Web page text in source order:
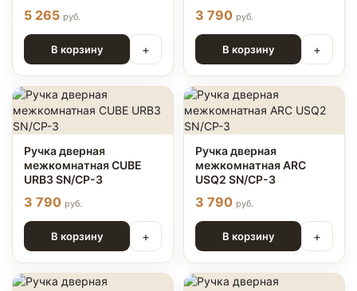
5 265 руб.
В корзину +
3 790 руб.
В корзину +
Ручка дверная
межкомнатная CUBE
URB3 SN/CP-3
3 790 руб.
В корзину +
Ручка дверная
межкомнатная ARC
USQ2 SN/CP-3
3 790 руб.
В корзину +